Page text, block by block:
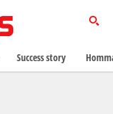
Success story